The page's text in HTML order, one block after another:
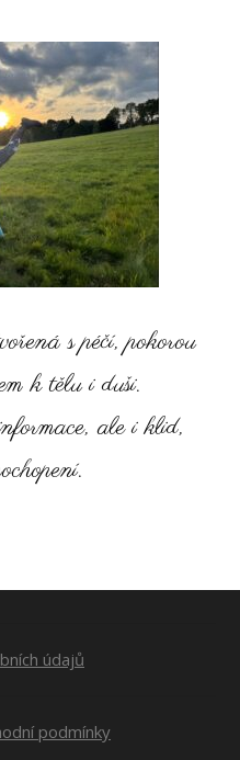
s péčí, pokorou
k tělu i duši.
ale i klid,
údajů
podmínky